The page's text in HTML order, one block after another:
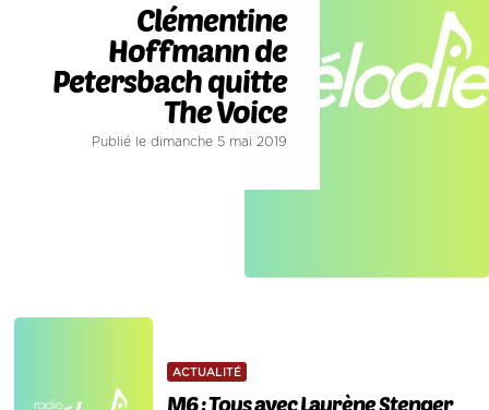
Clémentine
Hoffmann de
Petersbach quitte
The Voice
Publié le dimanche 5 mai 2019
ACTUALITÉ
M6 : Tous avec Laurène Stenger